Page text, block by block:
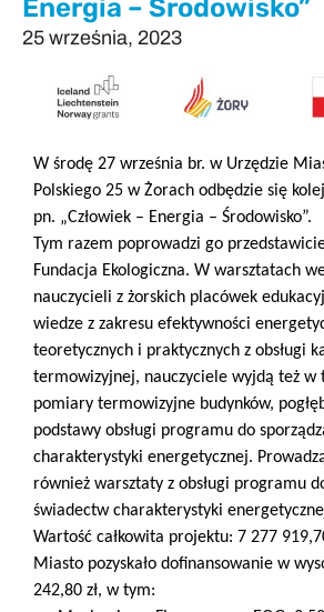
Energia – Środowisko”
25 września, 2023
W środę 27 września br. w Urzędzie
Polskiego 25 w Żorach odbędzie się
pn. „Człowiek – Energia – Środowisko”.
Tym razem poprowadzi go
Fundacja Ekologiczna. W warsztatach
nauczycieli z żorskich placówek
wiedze z zakresu efektywności
teoretycznych i praktycznych z obsługi
termowizyjnej, nauczyciele wyjdą też w
pomiary termowizyjne budynków,
podstawy obsługi programu do
charakterystyki energetycznej.
również warsztaty z obsługi programu
świadectw charakterystyki
Wartość całkowita projektu: 7 277
Miasto pozyskało dofinansowanie w
242,80 zł, w tym: